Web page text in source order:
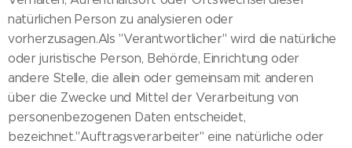
natürlichen Person zu analysieren oder
vorherzusagen.Als "Verantwortlicher" wird die natürliche
oder juristische Person, Behörde, Einrichtung oder
andere Stelle, die allein oder gemeinsam mit anderen
über die Zwecke und Mittel der Verarbeitung von
personenbezogenen Daten entscheidet,
bezeichnet."Auftragsverarbeiter" eine natürliche oder